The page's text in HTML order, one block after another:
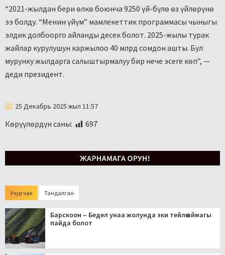
“2021-жылдан бери өлкө боюнча 9250 үй-бүлө өз үйлөрүнө
ээ болду. “Менин үйүм” мамлекеттик программасы чыныгы
элдик долбоорго айланды десек болот. 2025-жылы турак
жайлар курулушун каржылоо 40 млрд сомдон ашты. Бул
мурунку жылдарга салыштырмалуу бир нече эсеге көп”, —
деди президент.
25 Декабрь 2025 жыл 11:57
Көрүүлөрдүн саны: 697
Учур чак Тандалган
Барскоон – Бедел унаа жолунда эки тейлөө аймагы
пайда болот